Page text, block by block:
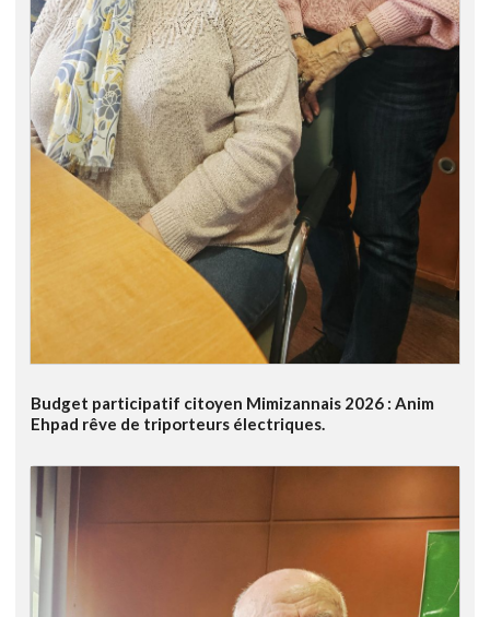
Budget participatif citoyen Mimizannais 2026 : Anim
Ehpad rêve de triporteurs électriques.